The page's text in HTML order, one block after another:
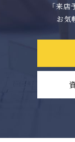
「来
お気